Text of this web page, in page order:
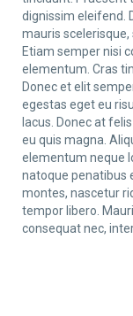
dignissim eleifend.
mauris scelerisque,
Etiam semper nisi
elementum. Cras
Donec et elit
egestas eget eu
lacus. Donec at
eu quis magna.
elementum neque
natoque penatibus
montes, nascetur
tempor libero.
consequat nec,